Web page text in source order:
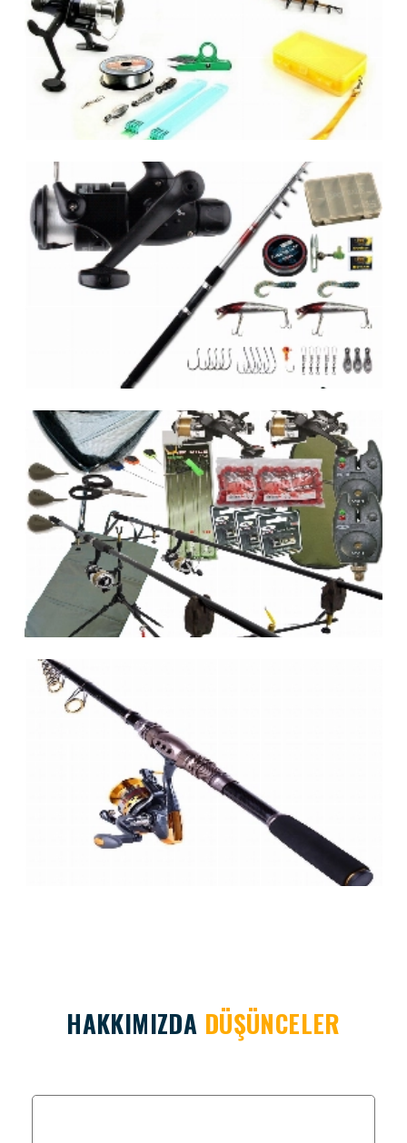
HAKKIMIZDA DÜŞÜNCELER